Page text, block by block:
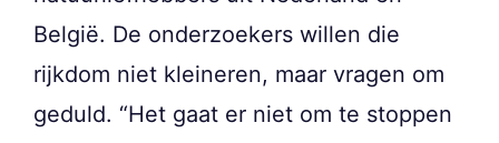
België. De onderzoekers willen die
rijkdom niet kleineren, maar vragen om
geduld. “Het gaat er niet om te stoppen